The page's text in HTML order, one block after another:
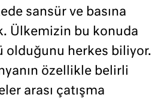
sansür ve basına
Ülkemizin bu konuda
olduğunu herkes biliyor.
özellikle belirli
arası çatışma